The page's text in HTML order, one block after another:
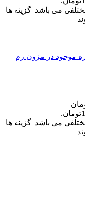
می باشد. گزینه ها
3,360,000تومان
می باشد. گزینه ها